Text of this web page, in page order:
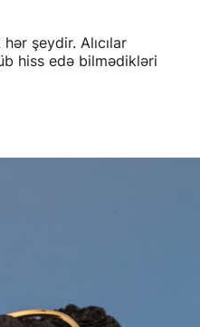
şeydir. Alıcılar
hiss edə bilmədikləri